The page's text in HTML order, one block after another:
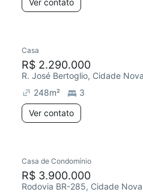
Ver contato
Casa
R$ 2.290.000
R. José Bertoglio, Cidade Nova
248m²
3
Ver contato
Casa de Condomínio
R$ 3.900.000
Rodovia BR-285, Cidade Nova